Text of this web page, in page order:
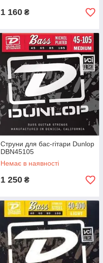
1 160 ₴
Струни для бас-гітари Dunlop
DBN45105
Немає в наявності
1 250 ₴